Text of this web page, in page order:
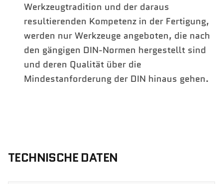
Werkzeugtradition und der daraus
resultierenden Kompetenz in der Fertigung,
werden nur Werkzeuge angeboten, die nach
den gängigen DIN-Normen hergestellt sind
und deren Qualität über die
Mindestanforderung der DIN hinaus gehen.
TECHNISCHE DATEN